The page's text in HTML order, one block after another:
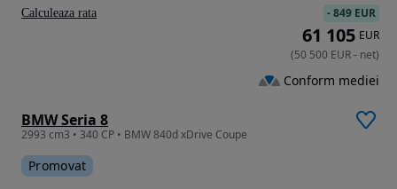
BMW Seria 8
2993 cm3 • 340 CP • BMW 840d xDrive Coupe
Promovat
-849 EUR
61 105 EUR
(50 500 EUR- net)
Conform mediei
Calculeaza rata